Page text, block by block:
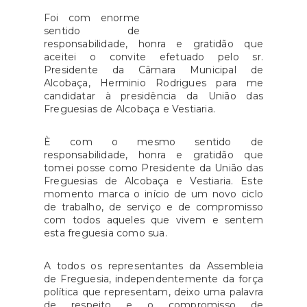
enfrenta limitações físicas,
assegurando assim melhores
condições de vida e a
valorização da autonomia das
pessoas com deficiência.O
programa reafirma o
proporcionar uma sociedade
mais inclusiva, visando eliminar
barreiras estruturais e facilitar a
integração plena dos cidadãos
com deficiência. Para mais
informações, o INR disponibiliza
e-mail para o esclarecimento de
dúvidas: inr-
pih.prr@inr.mtsss.pt.Fonte: INR
propostas apresentadas no
período de auscultação, foram
selecionadas as seguintes áreas
prioritárias de
formação:Transição
Digital;Contabilidade e
Fiscalidade
Ambiental.Dentro de cada uma
destas áreas, podem ser
integradas diferentes ações de
formação. Estas áreas de
formação não são restritivas
para a construção dos planos de
entidades podem submeter
formação em quaisquer áreas
Foi com enorme
sentido de
responsabilidade, honra e gratidão que
aceitei o convite efetuado pelo sr.
Presidente da Câmara Municipal de
Alcobaça, Herminio Rodrigues para me
candidatar à presidência da União das
Freguesias de Alcobaça e Vestiaria.
È com o mesmo sentido de
responsabilidade, honra e gratidão que
tomei posse como Presidente da União das
Freguesias de Alcobaça e Vestiaria. Este
momento marca o início de um novo ciclo
de trabalho, de serviço e de compromisso
com todos aqueles que vivem e sentem
esta freguesia como sua.
A todos os representantes da Assembleia
de Freguesia, independentemente da força
política que representam, deixo uma palavra